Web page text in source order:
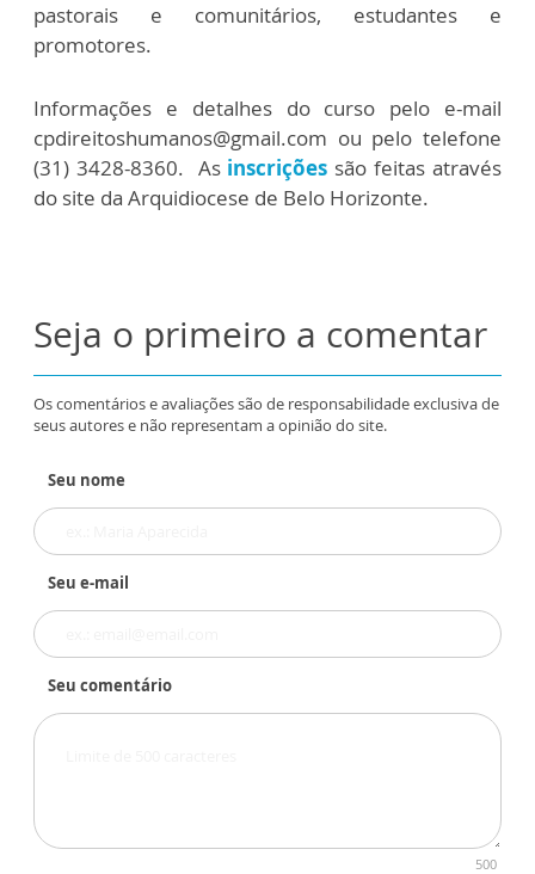
pastorais e comunitários, estudantes e
promotores.
Informações e detalhes do curso pelo e-mail
cpdireitoshumanos@gmail.com ou pelo telefone
(31) 3428-8360. As inscrições são feitas através
do site da Arquidiocese de Belo Horizonte.
Seja o primeiro a comentar
Os comentários e avaliações são de responsabilidade exclusiva de
seus autores e não representam a opinião do site.
Seu nome
Seu e-mail
Seu comentário
500